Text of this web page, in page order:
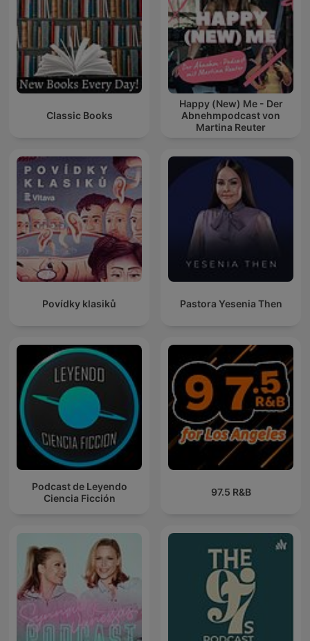
Classic Books
Happy (New) Me - Der
Abnehmpodcast von
Martina Reuter
Povídky klasiků Pastora Yesenia Then
Podcast de Leyendo
Ciencia Ficción
97.5 R&B